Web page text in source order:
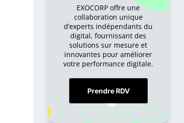
EXOCORP offre une
collaboration unique
d’experts indépendants du
digital, fournissant des
solutions sur mesure et
innovantes pour améliorer
votre performance digitale.
Prendre RDV